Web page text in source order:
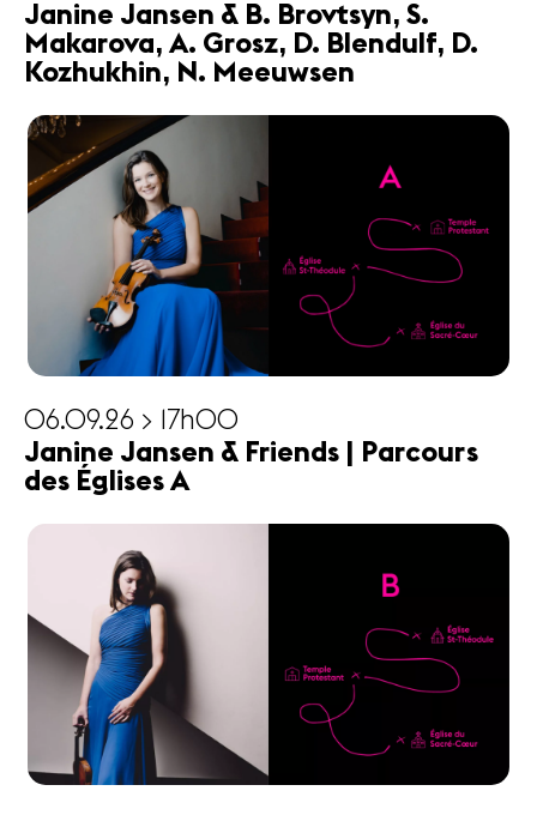
Janine Jansen & B. Brovtsyn, S.
Makarova, A. Grosz, D. Blendulf, D.
Kozhukhin, N. Meeuwsen
06.09.26 > 17h00
Janine Jansen & Friends | Parcours
des Églises A